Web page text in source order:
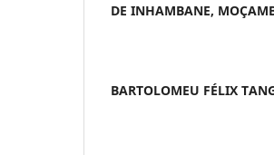
DE INHAMBANE,
BARTOLOMEU FÉLIX